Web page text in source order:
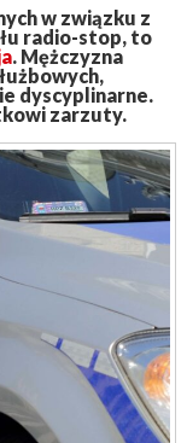
w związku z
radio-stop, to
. Mężczyzna
dyscyplinarne.
zarzuty.